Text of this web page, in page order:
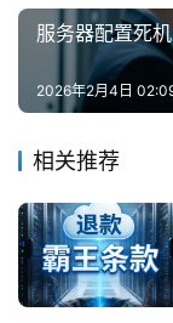
服务器配置死
2026年2月4日
相关推荐